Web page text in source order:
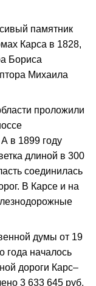
памятник
Карса в 1828,
Бориса
Михаила
проложили
в 1899 году
длиной в 300
соединилась
В Карсе и на
думы от 19
года началось
дороги Карс–
3 633 645 руб.